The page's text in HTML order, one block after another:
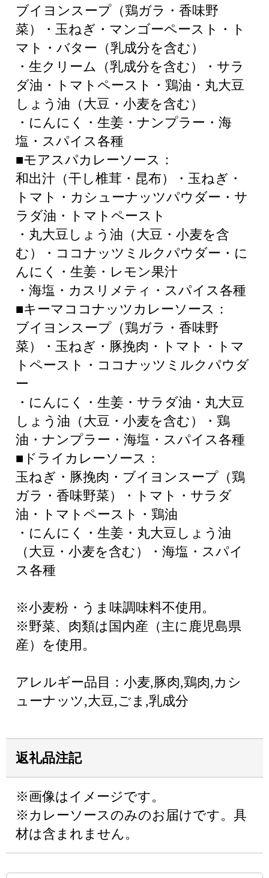
ブイヨンスープ（鶏ガラ・香味野
菜）・玉ねぎ・マンゴーペースト・ト
マト・バター（乳成分を含む）
・生クリーム（乳成分を含む）・サラ
ダ油・トマトペースト・鶏油・丸大豆
しょう油（大豆・小麦を含む）
・にんにく・生姜・ナンプラー・海
塩・スパイス各種
■モアスパカレーソース：
和出汁（干し椎茸・昆布）・玉ねぎ・
トマト・カシューナッツパウダー・サ
ラダ油・トマトペースト
・丸大豆しょう油（大豆・小麦を含
む）・ココナッツミルクパウダー・に
んにく・生姜・レモン果汁
・海塩・カスリメティ・スパイス各種
■キーマココナッツカレーソース：
ブイヨンスープ（鶏ガラ・香味野
菜）・玉ねぎ・豚挽肉・トマト・トマ
トペースト・ココナッツミルクパウダ
ー
・にんにく・生姜・サラダ油・丸大豆
しょう油（大豆・小麦を含む）・鶏
油・ナンプラー・海塩・スパイス各種
■ドライカレーソース：
玉ねぎ・豚挽肉・ブイヨンスープ（鶏
ガラ・香味野菜）・トマト・サラダ
油・トマトペースト・鶏油
・にんにく・生姜・丸大豆しょう油
（大豆・小麦を含む）・海塩・スパイ
ス各種
※小麦粉・うま味調味料不使用。
※野菜、肉類は国内産（主に鹿児島県
産）を使用。
アレルギー品目：小麦,豚肉,鶏肉,カシ
ューナッツ,大豆,ごま,乳成分
返礼品注記
※画像はイメージです。
※カレーソースのみのお届けです。具
材は含まれません。